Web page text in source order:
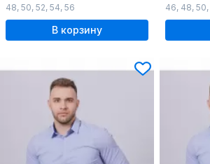
48, 50, 52, 54, 56
В корзину
46, 48, 50,